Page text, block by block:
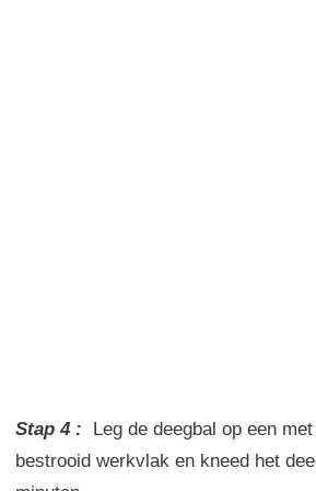
Stap 4 : Leg de deegbal op een met
bestrooid werkvlak en kneed het